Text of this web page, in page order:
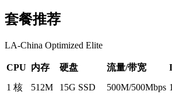
套餐推荐
LA-China Optimized Elite
CPU 内存 硬盘 流量/带宽
1 核
512M 15G SSD 500M/500Mbps